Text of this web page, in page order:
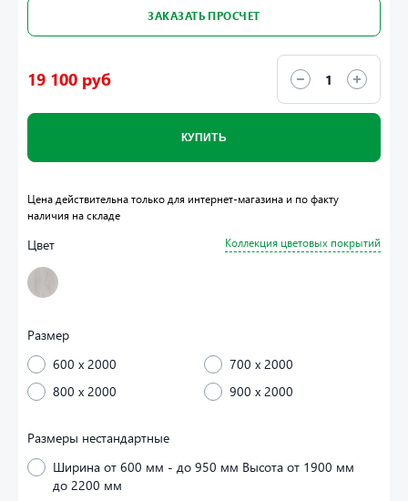
ЗАКАЗАТЬ ПРОСЧЕТ
19 100 руб
КУПИТЬ
Цвет Коллекция цветовых покрытий
Размер
600 x 2000
700 x 2000
800 x 2000
900 x 2000
Размеры нестандартные
Ширина от 600 мм - до 950 мм Высота от 1900 мм
до 2200 мм
Цена действительна только для интернет-магазина и по факту
наличия на складе